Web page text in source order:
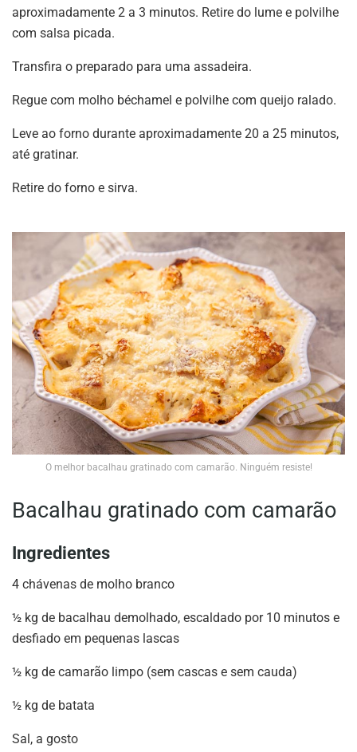
aproximadamente 2 a 3 minutos. Retire do lume e polvilhe
com salsa picada.
Transfira o preparado para uma assadeira.
Regue com molho béchamel e polvilhe com queijo ralado.
Leve ao forno durante aproximadamente 20 a 25 minutos,
até gratinar.
Retire do forno e sirva.
O melhor bacalhau gratinado com camarão. Ninguém resiste!
Bacalhau gratinado com camarão
Ingredientes
4 chávenas de molho branco
½ kg de bacalhau demolhado, escaldado por 10 minutos e
desfiado em pequenas lascas
½ kg de camarão limpo (sem cascas e sem cauda)
½ kg de batata
Sal, a gosto